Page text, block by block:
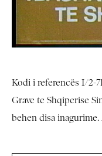
Kodi i referencës I/2-
Grave te Shqiperise
behen disa inagurime.